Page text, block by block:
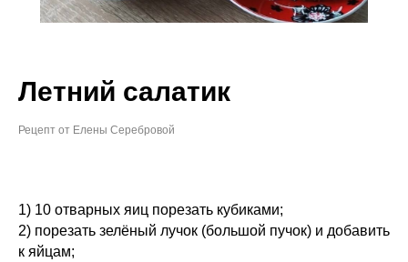
Летний салатик
Рецепт от Елены Серебровой
1) 10 отварных яиц порезать кубиками;
2) порезать зелёный лучок (большой пучок) и добавить
к яйцам;